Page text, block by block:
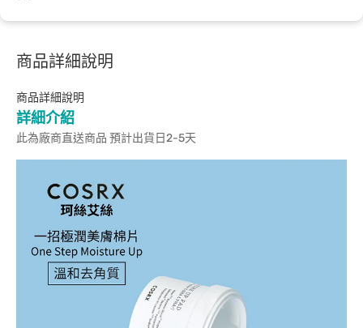
商品詳細說明
商品詳細說明
詳細介紹
此為廠商直送商品 預計出貨日2-5天